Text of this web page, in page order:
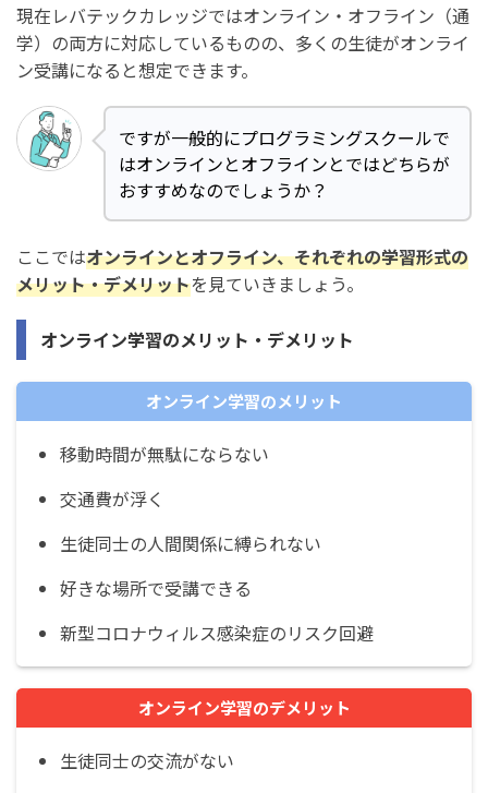
現在レバテックカレッジではオンライン・オフライン（通
学）の両方に対応しているものの、多くの生徒がオンライ
ン受講になると想定できます。
ですが一般的にプログラミングスクールで
はオンラインとオフラインとではどちらが
おすすめなのでしょうか？
ここではオンラインとオフライン、それぞれの学習形式の
メリット・デメリットを見ていきましょう。
オンライン学習のメリット・デメリット
オンライン学習のメリット
移動時間が無駄にならない
交通費が浮く
生徒同士の人間関係に縛られない
好きな場所で受講できる
新型コロナウィルス感染症のリスク回避
オンライン学習のデメリット
生徒同士の交流がない